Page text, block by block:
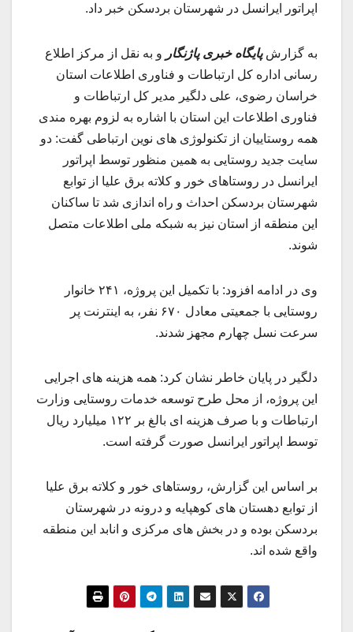
اپراتور ایرانسل در شهرستان بردسکن خبر داد.
به گزارشپایگاه خبری پاژنگار و به نقل از مرکز اطلاع
رسانی اداره کل ارتباطات و فناوری اطلاعات استان
خراسان رضوی، علی دلگیر مدیر کل ارتباطات و
فناوری اطلاعات این استان با اشاره به لزوم بهره مندی
همه روستاییان از تکنولوژی های نوین ارتباطی گفت: دو
سایت جدید روستایی به همین منظور توسط اپراتور
ایرانسل در روستاهای خور و کلاته برق علیا از توابع
شهرستان بردسکن احداث و راه اندازی شد تا ساکنان
این منطقه از استان نیز به شبکه ملی اطلاعات متصل
شوند.
وی در ادامه افزود: با تکمیل این پروژه، ۲۴۱ خانوار
روستایی با جمعیتی معادل ۶۷۰ نفر، به اینترنت پر
سرعت نسل چهارم مجهز شدند.
دلگیر در پایان خاطر نشان کرد: همه هزینه های اجرایی
این پروژه، از محل طرح توسعه خدمات روستایی وزارت
ارتباطات و با صرف هزینه ای بالغ بر ۱۲۲ میلیارد ریال
توسط اپراتور ایرانسل صورت گرفته است.
بر اساس این گزارش، روستاهای خور و کلاته برق علیا
از توابع دهستان های کوهپایه و درونه در شهرستان
بردسکن بوده و در بخش های مرکزی و انابد این منطقه
واقع شده اند.